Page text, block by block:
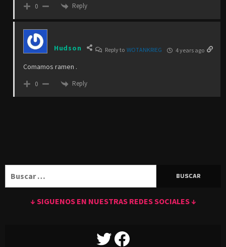
0 Reply
Hudson Reply toWOTANKRIEG 4 years ago
Comamos ramen .
0 Reply
↓ SIGUENOS EN NUESTRAS REDES SOCIALES ↓
TWITTERFACEBOOK